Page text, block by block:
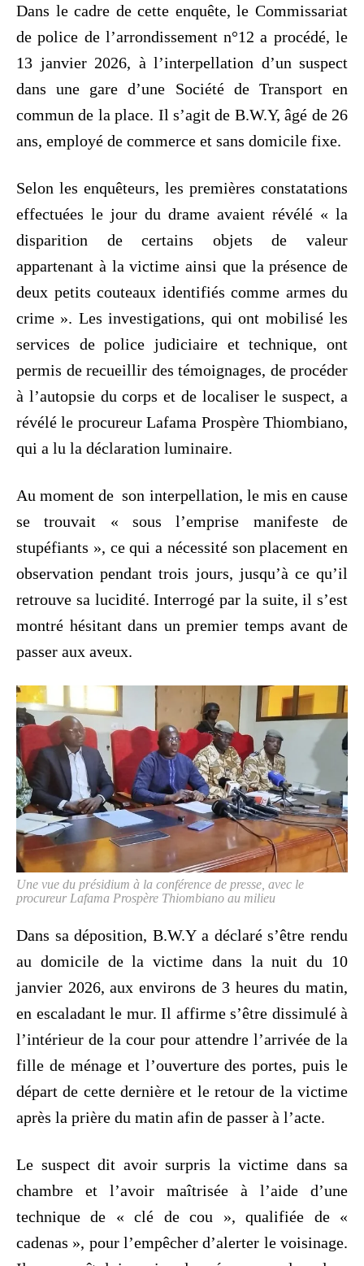
Dans le cadre de cette enquête, le Commissariat
de police de l’arrondissement n°12 a procédé, le
13 janvier 2026, à l’interpellation d’un suspect
dans une gare d’une Société de Transport en
commun de la place. Il s’agit de B.W.Y, âgé de 26
ans, employé de commerce et sans domicile fixe.
Selon les enquêteurs, les premières constatations
effectuées le jour du drame avaient révélé « la
disparition de certains objets de valeur
appartenant à la victime ainsi que la présence de
deux petits couteaux identifiés comme armes du
crime ». Les investigations, qui ont mobilisé les
services de police judiciaire et technique, ont
permis de recueillir des témoignages, de procéder
à l’autopsie du corps et de localiser le suspect, a
révélé le procureur Lafama Prospère Thiombiano,
qui a lu la déclaration luminaire.
Au moment de son interpellation, le mis en cause
se trouvait « sous l’emprise manifeste de
stupéfiants », ce qui a nécessité son placement en
observation pendant trois jours, jusqu’à ce qu’il
retrouve sa lucidité. Interrogé par la suite, il s’est
montré hésitant dans un premier temps avant de
passer aux aveux.
Une vue du présidium à la conférence de presse, avec le
procureur Lafama Prospère Thiombiano au milieu
Dans sa déposition, B.W.Y a déclaré s’être rendu
au domicile de la victime dans la nuit du 10
janvier 2026, aux environs de 3 heures du matin,
en escaladant le mur. Il affirme s’être dissimulé à
l’intérieur de la cour pour attendre l’arrivée de la
fille de ménage et l’ouverture des portes, puis le
départ de cette dernière et le retour de la victime
après la prière du matin afin de passer à l’acte.
Le suspect dit avoir surpris la victime dans sa
chambre et l’avoir maîtrisée à l’aide d’une
technique de « clé de cou », qualifiée de «
cadenas », pour l’empêcher d’alerter le voisinage.